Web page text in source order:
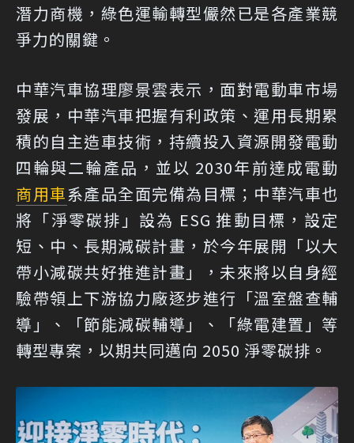
潛力商機，綠色運輸轉型儼然已是各產業競
爭力的關鍵。
中華汽車協理廖景雲表示，面對電動車市場
發展，中華汽車把握有利政策、運用長期累
積的自主造車技術，持續投入資源開發電動
四輪與二輪產品，並以 2030年前達成電動
商用車系產品全面完備為目標；中華汽車也
將「淨零碳排」設為 ESG 推動目標，設定
短、中、長期減碳計畫，於今年展開「以大
帶小減碳共好推進計畫」，未來將以自身經
驗帶領上下游協力廠逐步進行「溫室盤查輔
導」、「節能減碳輔導」、「綠電建置」等
轉型專案，以期共同邁向 2050 淨零碳排。